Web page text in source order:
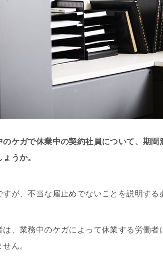
のケガで休業中の契約社員について、期
うか。
すが、不当な雇⽌めでないことを説明する
は、業務中のケガによって休業する労働
ん。